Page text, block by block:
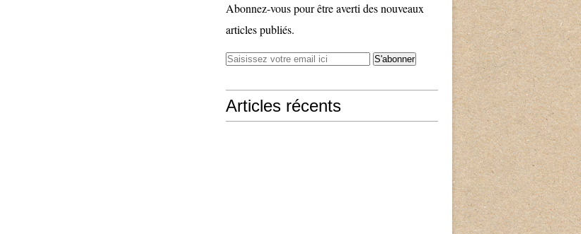
Abonnez-vous pour être averti des nouveaux
articles publiés.
Articles récents